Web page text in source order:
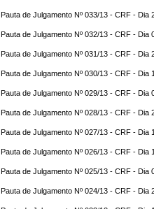
Pauta de Julgamento Nº 033/13 - CRF - Dia
Pauta de Julgamento Nº 032/13 - CRF - Dia
Pauta de Julgamento Nº 031/13 - CRF - Dia
Pauta de Julgamento Nº 030/13 - CRF - Dia
Pauta de Julgamento Nº 029/13 - CRF - Dia
Pauta de Julgamento Nº 028/13 - CRF - Dia
Pauta de Julgamento Nº 027/13 - CRF - Dia
Pauta de Julgamento Nº 026/13 - CRF - Dia
Pauta de Julgamento Nº 025/13 - CRF - Dia
Pauta de Julgamento Nº 024/13 - CRF - Dia